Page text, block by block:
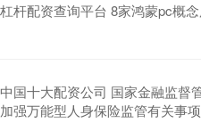
杠杆配资查询平台 8家鸿蒙pc概
中国十大配资公司 国家金融监督
加强万能型人身保险监管有关事项